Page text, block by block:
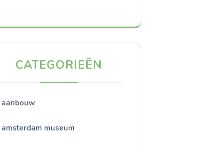
CATEGORIEËN
aanbouw
amsterdam museum